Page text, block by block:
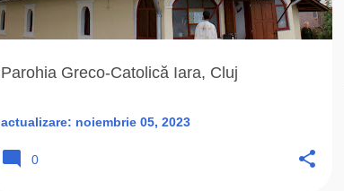
Parohia Greco-Catolică Iara, Cluj
actualizare: noiembrie 05, 2023
0